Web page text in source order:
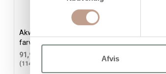
Afvis
Akvarelsæt, str. 12x30 mm, ass.
farver, 12frv./ 1 pk.
91,95 kr.
(114,94 kr. inkl. moms)